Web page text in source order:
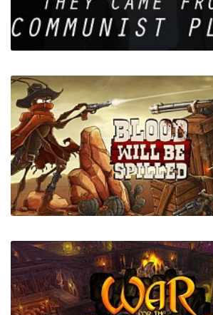
PAGAN PEAK VR
They Came From a